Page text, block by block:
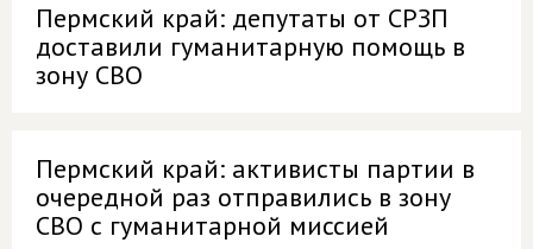
Пермский край: депутаты от СРЗП
доставили гуманитарную помощь в
зону СВО
Пермский край: активисты партии в
очередной раз отправились в зону
СВО с гуманитарной миссией